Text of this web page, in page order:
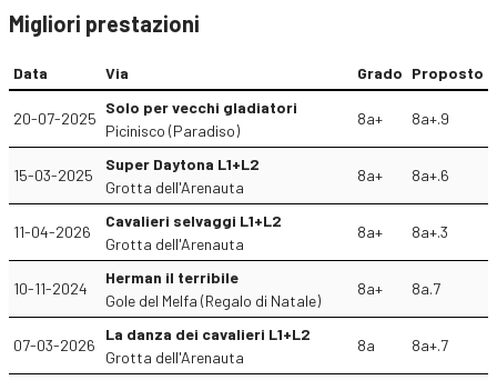
Migliori prestazioni
Data Via Grado Proposto
20-07-2025
Solo per vecchi gladiatori
Picinisco (Paradiso)
8a+ 8a+.9
15-03-2025
Super Daytona L1+L2
Grotta dell'Arenauta
8a+ 8a+.6
11-04-2026
Cavalieri selvaggi L1+L2
Grotta dell'Arenauta
8a+ 8a+.3
10-11-2024
Herman il terribile
Gole del Melfa (Regalo di Natale)
8a+ 8a.7
07-03-2026
La danza dei cavalieri L1+L2
Grotta dell'Arenauta
8a 8a+.7